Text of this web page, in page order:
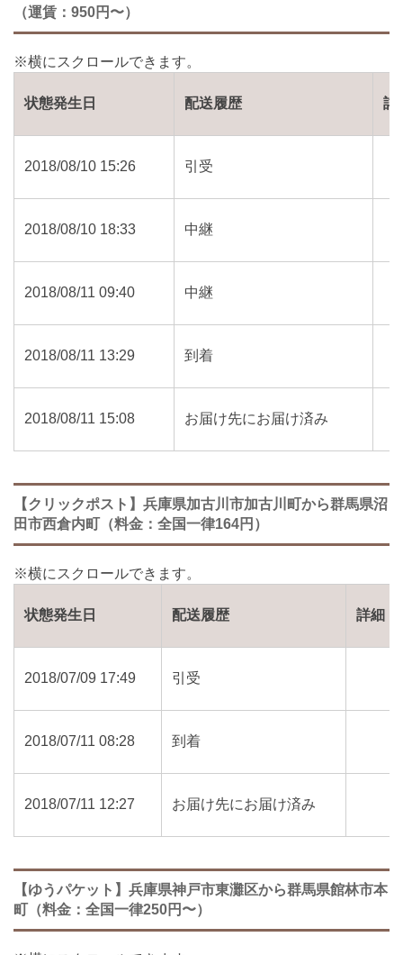
（運賃：950円〜）
状態発生日 配送履歴 詳
2018/08/10 15:26 引受
2018/08/10 18:33 中継
2018/08/11 09:40 中継
2018/08/11 13:29 到着
2018/08/11 15:08 お届け先にお届け済み
【クリックポスト】兵庫県加古川市加古川町から群馬県沼
田市西倉内町（料金：全国一律164円）
状態発生日 配送履歴 詳細
2018/07/09 17:49 引受
2018/07/11 08:28 到着
2018/07/11 12:27 お届け先にお届け済み
【ゆうパケット】兵庫県神戸市東灘区から群馬県館林市本
町（料金：全国一律250円〜）